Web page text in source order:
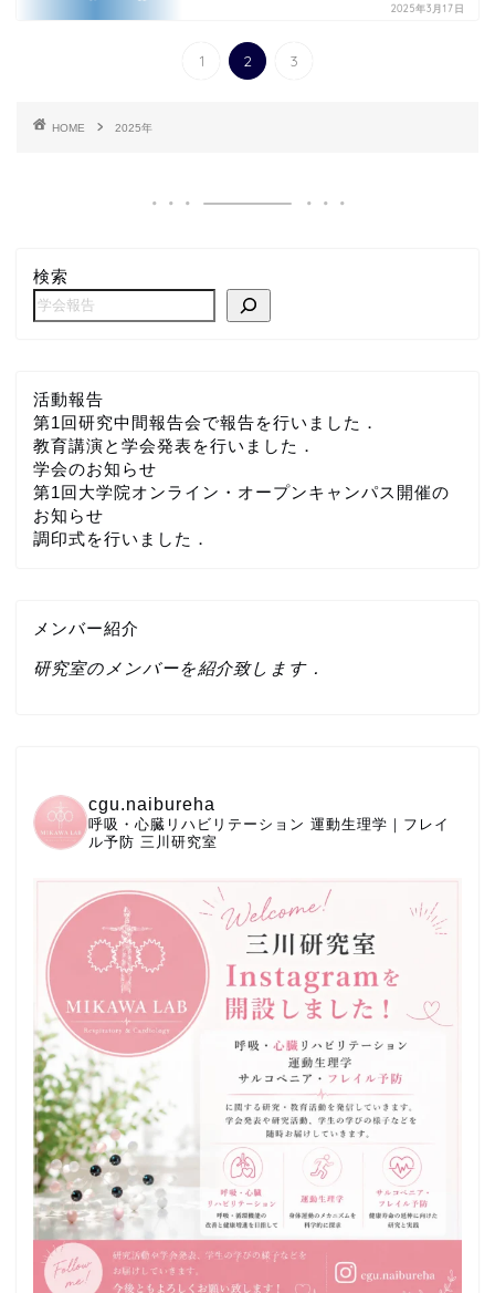
2025年3月17日
1 2 3
HOME 2025年
検索
活動報告
第1回研究中間報告会で報告を行いました．
教育講演と学会発表を行いました．
学会のお知らせ
第1回大学院オンライン・オープンキャンパス開催の
お知らせ
調印式を行いました．
メンバー紹介
研究室のメンバーを紹介致します．
cgu.naibureha
呼吸・心臓リハビリテーション 運動生理学｜フレイ
ル予防 三川研究室